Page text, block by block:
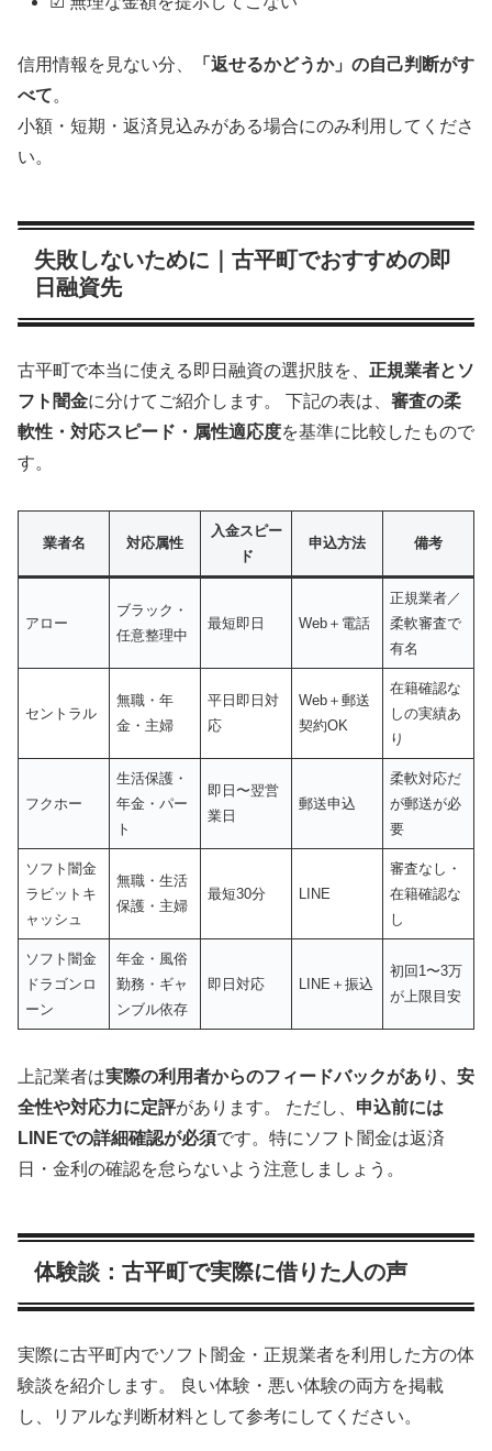
信用情報を見ない分、
「返せるかどうか」の自己判断がす
べて。
小額・短期・返済見込みがある場合にのみ利用してくださ
い。
失敗しないために｜古平町でおすすめの即
日融資先
古平町で本当に使える即日融資の選択肢を、 正規業者とソ
フト闇金に分けてご紹介します。 下記の表は、 審査の柔
軟性・対応スピード・属性適応度を基準に比較したもので
す。
業者名 対応属性
入金スピー
ド
申込方法 備考
アロー
ブラック・
任意整理中
最短即日 Web＋電話
正規業者／
柔軟審査で
有名
セントラル
無職・年
金・主婦
平日即日対
応
Web＋郵送
契約OK
在籍確認な
しの実績あ
り
フクホー
生活保護・
年金・パー
ト
即日〜翌営
業日
郵送申込
柔軟対応だ
が郵送が必
要
ソフト闇金
ラビットキ
ャッシュ
無職・生活
保護・主婦
最短30分 LINE
審査なし・
在籍確認な
し
ソフト闇金
ドラゴンロ
ーン
年金・風俗
勤務・ギャ
ンブル依存
即日対応 LINE＋振込
初回1〜3万
が上限目安
上記業者は実際の利用者からのフィードバックがあり、安
全性や対応力に定評があります。 ただし、 申込前には
LINEでの詳細確認が必須です。特にソフト闇金は返済
日・金利の確認を怠らないよう注意しましょう。
体験談：古平町で実際に借りた人の声
実際に古平町内でソフト闇金・正規業者を利用した方の体
験談を紹介します。 良い体験・悪い体験の両方を掲載
し、リアルな判断材料として参考にしてください。